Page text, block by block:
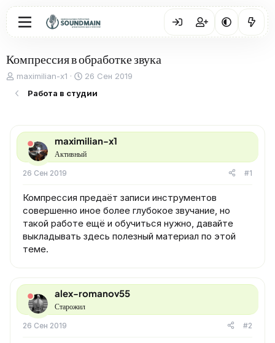
Компрессия в обработке звука
А
т
е
ы
maximilian-x1
Д
т
а
ч
а
л
26 Сен 2019
Работа в студии
maximilian-x1
Активный
26 Сен 2019 #1
Компрессия предаёт записи инструментов
совершенно иное более глубокое звучание, но
такой работе ещё и обучиться нужно, давайте
выкладывать здесь полезный материал по этой
теме.
alex-romanov55
Старожил
26 Сен 2019 #2